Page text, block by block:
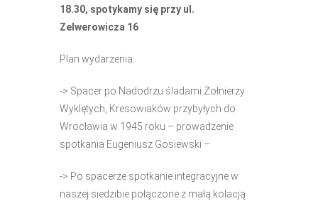
18.30, spotykamy się przy ul.
Zelwerowicza 16
Plan wydarzenia:
-> Spacer po Nadodrzu śladami Żołnierzy
Wyklętych, Kresowiaków przybyłych do
Wrocławia w 1945 roku – prowadzenie
spotkania Eugeniusz Gosiewski –
-> Po spacerze spotkanie integracyjne w
naszej siedzibie połączone z małą kolacją